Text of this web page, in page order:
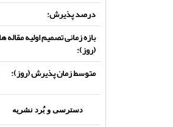
درصد پذیرش:
بازه زمانی تصمیم اولیه مقاله ها
(روز):
متوسط زمان پذیرش (روز):
دسترسی و بُرد نشریه